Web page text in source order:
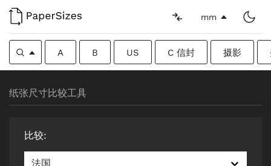
mm
A B US C 信封 摄影
纸张尺寸比较工具
比较:
法国